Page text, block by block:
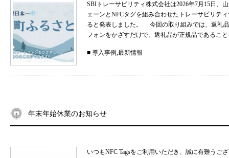
SBIトレーサビリティ株式会社は2026年7月15日、
ェーンとNFCタグを組み合わせたトレーサビリテ
ると発表しました。 今回の取り組みでは、返礼
フォンをかざすだけで、返礼品が正規品であるこ
■ 導入事例,最新情報
年末年始休業のお知らせ
いつもNFC Tagsをご利用いただき、誠に有難う